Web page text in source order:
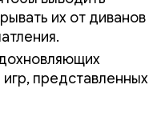
их от диванов
представленных